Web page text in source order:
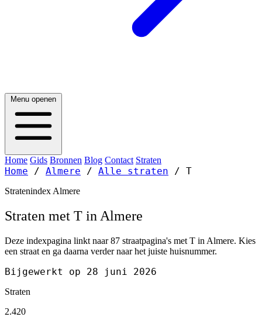
Menu openen
Home Gids Bronnen Blog Contact Straten
Home / Almere / Alle straten / T
Stratenindex Almere
Straten met T in Almere
Deze indexpagina linkt naar 87 straatpagina's met T in Almere. Kies
een straat en ga daarna verder naar het juiste huisnummer.
Bijgewerkt op 28 juni 2026
Straten
2.420